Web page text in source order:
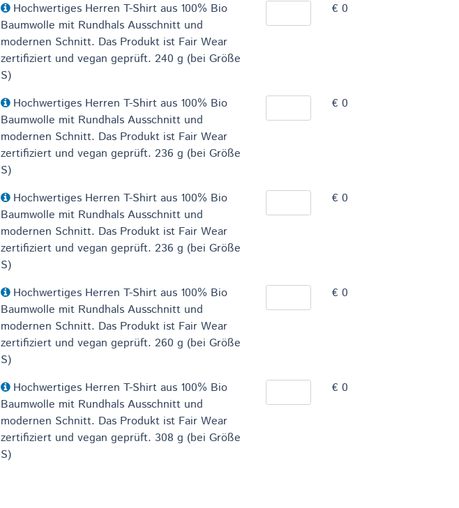
Hochwertiges Herren T-Shirt aus 100% Bio
Baumwolle mit Rundhals Ausschnitt und
modernen Schnitt. Das Produkt ist Fair Wear
zertifiziert und vegan geprüft. 240 g (bei Größe
S)
€ 0
Hochwertiges Herren T-Shirt aus 100% Bio
Baumwolle mit Rundhals Ausschnitt und
modernen Schnitt. Das Produkt ist Fair Wear
zertifiziert und vegan geprüft. 236 g (bei Größe
S)
€ 0
Hochwertiges Herren T-Shirt aus 100% Bio
Baumwolle mit Rundhals Ausschnitt und
modernen Schnitt. Das Produkt ist Fair Wear
zertifiziert und vegan geprüft. 236 g (bei Größe
S)
€ 0
Hochwertiges Herren T-Shirt aus 100% Bio
Baumwolle mit Rundhals Ausschnitt und
modernen Schnitt. Das Produkt ist Fair Wear
zertifiziert und vegan geprüft. 260 g (bei Größe
S)
€ 0
Hochwertiges Herren T-Shirt aus 100% Bio
Baumwolle mit Rundhals Ausschnitt und
modernen Schnitt. Das Produkt ist Fair Wear
zertifiziert und vegan geprüft. 308 g (bei Größe
S)
€ 0